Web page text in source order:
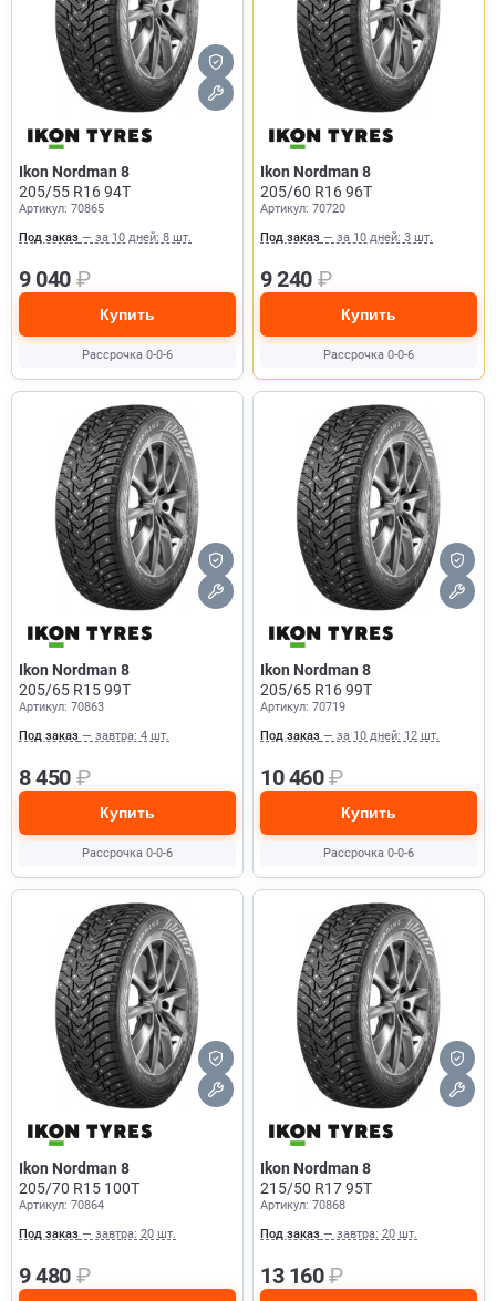
Ikon Nordman 8
205/55 R16 94T
Артикул: 70865
Под заказ — за 10 дней: 8 шт.
9 040 ₽
Купить
Рассрочка 0-0-6
Ikon Nordman 8
205/60 R16 96T
Артикул: 70720
Под заказ — за 10 дней: 3 шт.
9 240 ₽
Купить
Рассрочка 0-0-6
Ikon Nordman 8
205/65 R15 99T
Артикул: 70863
Под заказ — завтра: 4 шт.
8 450 ₽
Купить
Рассрочка 0-0-6
Ikon Nordman 8
205/65 R16 99T
Артикул: 70719
Под заказ — за 10 дней: 12 шт.
10 460₽
Купить
Рассрочка 0-0-6
Ikon Nordman 8
205/70 R15 100T
Артикул: 70864
Под заказ — завтра: 20 шт.
9 480 ₽
Ikon Nordman 8
215/50 R17 95T
Артикул: 70868
Под заказ — завтра: 20 шт.
13 160₽